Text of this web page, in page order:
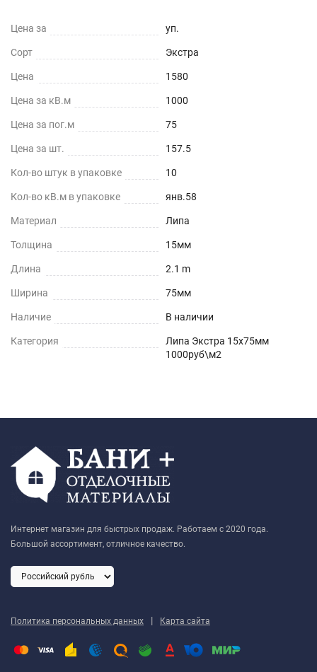
Цена за уп.
Сорт Экстра
Цена 1580
Цена за кВ.м 1000
Цена за пог.м 75
Цена за шт. 157.5
Кол-во штук в упаковке 10
Кол-во кВ.м в упаковке янв.58
Материал Липа
Толщина 15мм
Длина 2.1 m
Ширина 75мм
Наличие В наличии
Категория
Липа Экстра 15х75мм
1000руб\м2
Интернет магазин для быстрых продаж. Работаем с 2020 года.
Большой ассортимент, отличное качество.
Политика персональных данных | Карта сайта